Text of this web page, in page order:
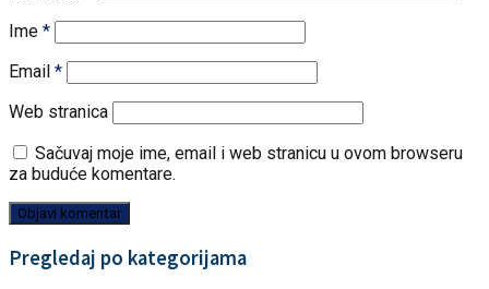
Ime *
Email *
Web stranica
Sačuvaj moje ime, email i web stranicu u ovom browseru
za buduće komentare.
Pregledaj po kategorijama